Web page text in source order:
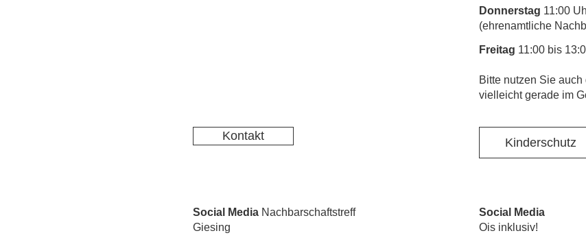
Kontakt
Donnerstag 11:00
(ehrenamtliche
Freitag 11:00 bis
​Bitte nutzen Sie
vielleicht gerade im
Kinderschutz
Social Media Nachbarschaftstreff
Giesing
Social Media
Ois inklusiv!